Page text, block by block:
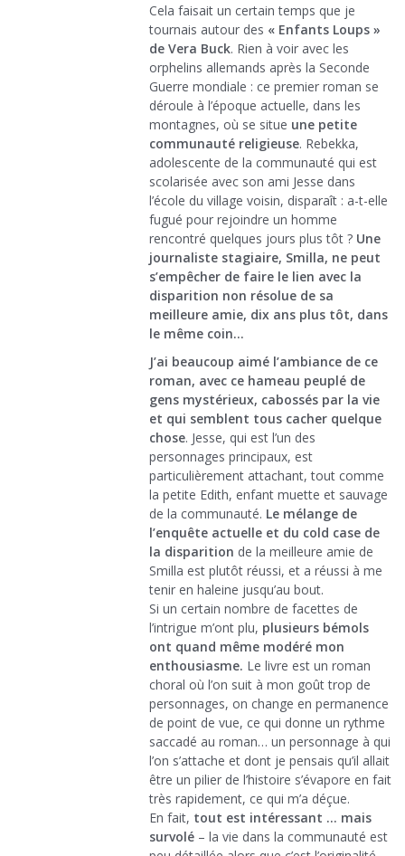
Cela faisait un certain temps que je
tournais autour des « Enfants Loups »
de Vera Buck. Rien à voir avec les
orphelins allemands après la Seconde
Guerre mondiale : ce premier roman se
déroule à l’époque actuelle, dans les
montagnes, où se situe une petite
communauté religieuse. Rebekka,
adolescente de la communauté qui est
scolarisée avec son ami Jesse dans
l’école du village voisin, disparaît : a-t-elle
fugué pour rejoindre un homme
rencontré quelques jours plus tôt ? Une
journaliste stagiaire, Smilla, ne peut
s’empêcher de faire le lien avec la
disparition non résolue de sa
meilleure amie, dix ans plus tôt, dans
le même coin…
J’ai beaucoup aimé l’ambiance de ce
roman, avec ce hameau peuplé de
gens mystérieux, cabossés par la vie
et qui semblent tous cacher quelque
chose. Jesse, qui est l’un des
personnages principaux, est
particulièrement attachant, tout comme
la petite Edith, enfant muette et sauvage
de la communauté. Le mélange de
l’enquête actuelle et du cold case de
la disparition de la meilleure amie de
Smilla est plutôt réussi, et a réussi à me
tenir en haleine jusqu’au bout.
Si un certain nombre de facettes de
l’intrigue m’ont plu, plusieurs bémols
ont quand même modéré mon
enthousiasme. Le livre est un roman
choral où l’on suit à mon goût trop de
personnages, on change en permanence
de point de vue, ce qui donne un rythme
saccadé au roman… un personnage à qui
l’on s’attache et dont je pensais qu’il allait
être un pilier de l’histoire s’évapore en fait
très rapidement, ce qui m’a déçue.
En fait, tout est intéressant … mais
survolé – la vie dans la communauté est